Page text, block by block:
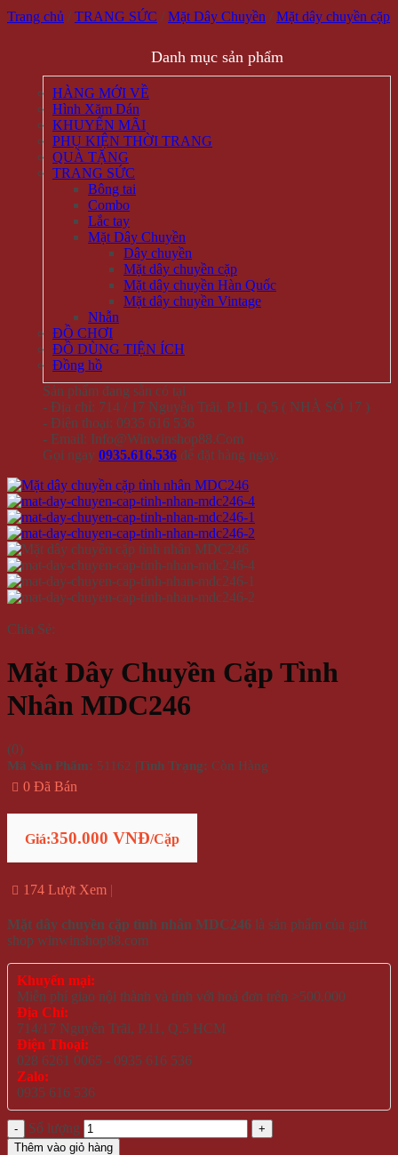
Trang chủ / TRANG SỨC / Mặt Dây Chuyền / Mặt dây chuyền cặp
Danh mục sản phẩm
HÀNG MỚI VỀ
Hình Xăm Dán
KHUYẾN MÃI
PHỤ KIỆN THỜI TRANG
QUÀ TẶNG
TRANG SỨC
Bông tai
Combo
Lắc tay
Mặt Dây Chuyền
Dây chuyền
Mặt dây chuyền cặp
Mặt dây chuyền Hàn Quốc
Mặt dây chuyền Vintage
Nhẫn
ĐỒ CHƠI
ĐỒ DÙNG TIỆN ÍCH
Đồng hồ
Sản phẩm đang sẵn có tại
- Địa chỉ: 714 / 17 Nguyễn Trãi, P.11, Q.5 ( NHÀ SỐ 17 )
- Điện thoại: 0935 616 536
- Email: Info@Winwinshop88.Com
Gọi ngay 0935.616.536 để đặt hàng ngay.
Chia Sẻ:
Mặt Dây Chuyền Cặp Tình
Nhân MDC246
(0)
Mã Sản Phẩm: 51162 |Tình Trạng: Còn Hàng
0 Đã Bán
Giá:350.000 VNĐ/Cặp
174 Lượt Xem
Mặt dây chuyền cặp tình nhân MDC246 là sản phẩm của gift
shop winwinshop88.com
Khuyến mại:
Miễn phí giao nội thành và tỉnh với hoá đơn trên >500.000
Địa Chỉ:
714/17 Nguyễn Trãi, P.11, Q.5 HCM
Điện Thoại:
028 6261 0065 - 0935 616 536
Zalo:
0935 616 536
Số lượng
Thêm vào giỏ hàng